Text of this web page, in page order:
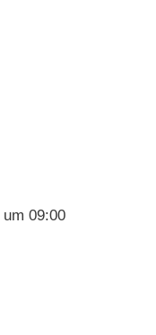
um 09:00